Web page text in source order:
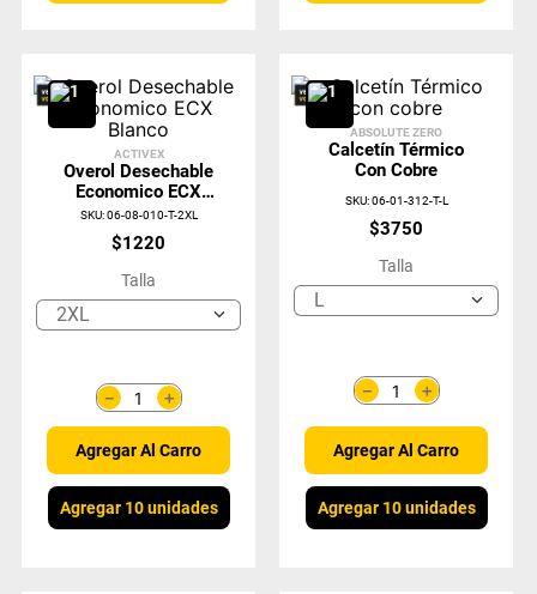
ACTIVEX
Overol Desechable
Economico ECX
Blanco
SKU:06-08-010-T-2XL
$1220
Talla
2XL
＋
－
Agregar Al Carro
Agregar 10 unidades
ABSOLUTE ZERO
Calcetín Térmico
Con Cobre
SKU:06-01-312-T-L
$3750
Talla
L
＋
－
Agregar Al Carro
Agregar 10 unidades